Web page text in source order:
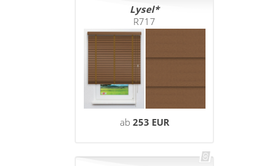
Lysel
R717
ab 253 EUR